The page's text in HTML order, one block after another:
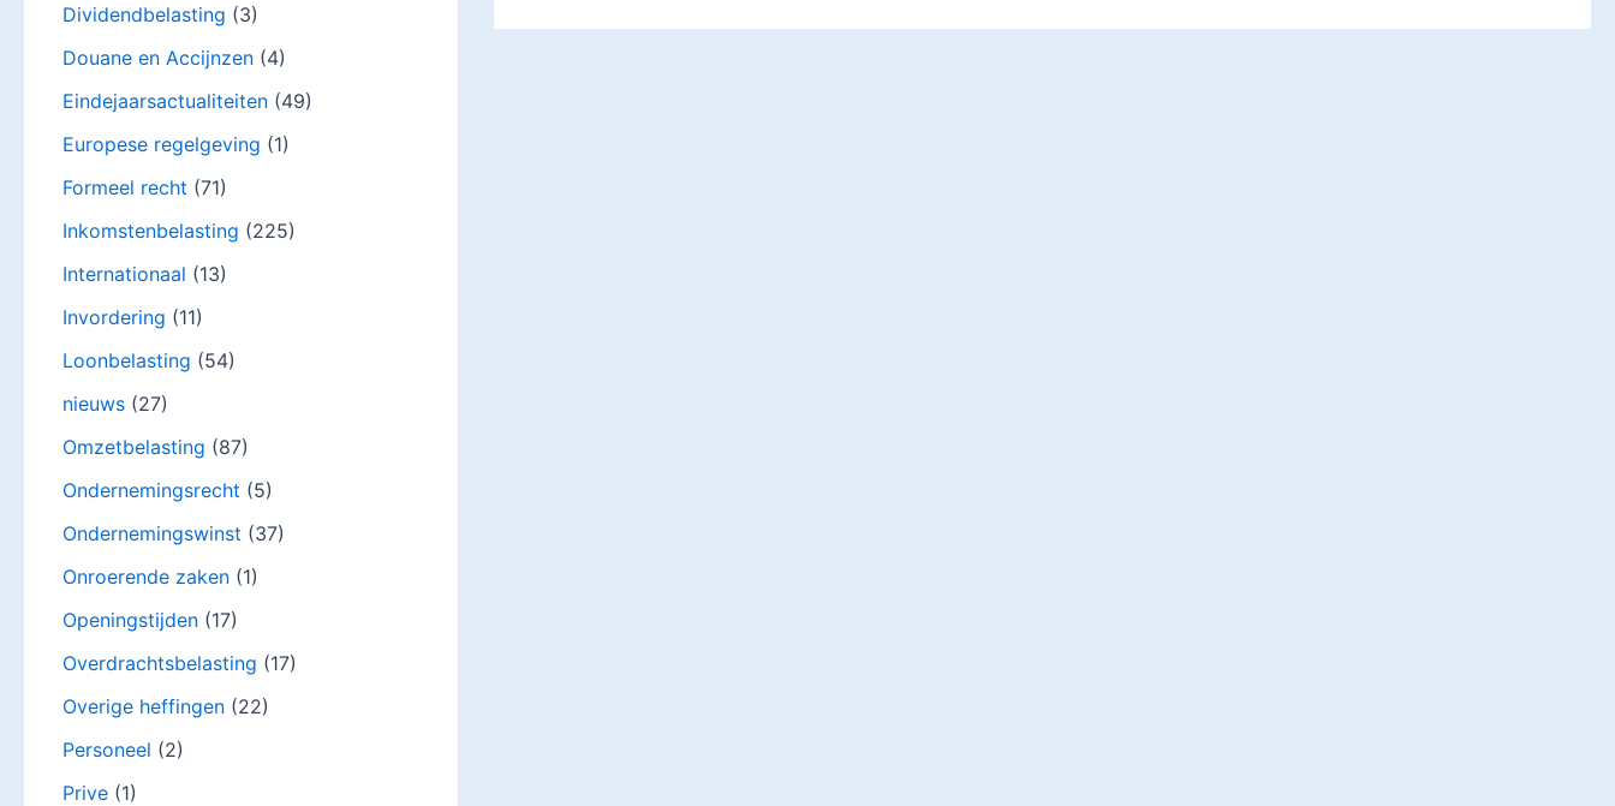
Dividendbelasting (3)
Douane en Accijnzen (4)
Eindejaarsactualiteiten (49)
Europese regelgeving (1)
Formeel recht (71)
Inkomstenbelasting (225)
Internationaal (13)
Invordering (11)
Loonbelasting (54)
nieuws (27)
Omzetbelasting (87)
Ondernemingsrecht (5)
Ondernemingswinst (37)
Onroerende zaken (1)
Openingstijden (17)
Overdrachtsbelasting (17)
Overige heffingen (22)
Personeel (2)
Prive (1)